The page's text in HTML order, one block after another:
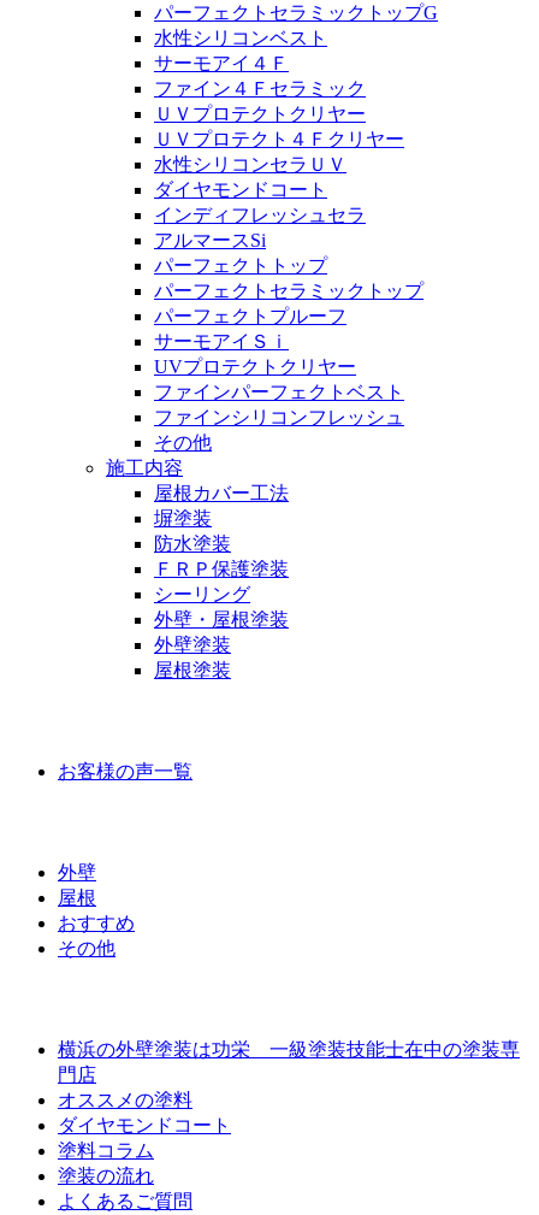
パーフェクトセラミックトップG
水性シリコンベスト
サーモアイ４Ｆ
ファイン４Ｆセラミック
ＵＶプロテクトクリヤー
ＵＶプロテクト４Ｆクリヤー
水性シリコンセラＵＶ
ダイヤモンドコート
インディフレッシュセラ
アルマースSi
パーフェクトトップ
パーフェクトセラミックトップ
パーフェクトプルーフ
サーモアイＳｉ
UVプロテクトクリヤー
ファインパーフェクトベスト
ファインシリコンフレッシュ
その他
施工内容
屋根カバー工法
塀塗装
防水塗装
ＦＲＰ保護塗装
シーリング
外壁・屋根塗装
外壁塗装
屋根塗装
お客様の声一覧
外壁
屋根
おすすめ
その他
横浜の外壁塗装は功栄 一級塗装技能士在中の塗装専
門店
オススメの塗料
ダイヤモンドコート
塗料コラム
塗装の流れ
よくあるご質問